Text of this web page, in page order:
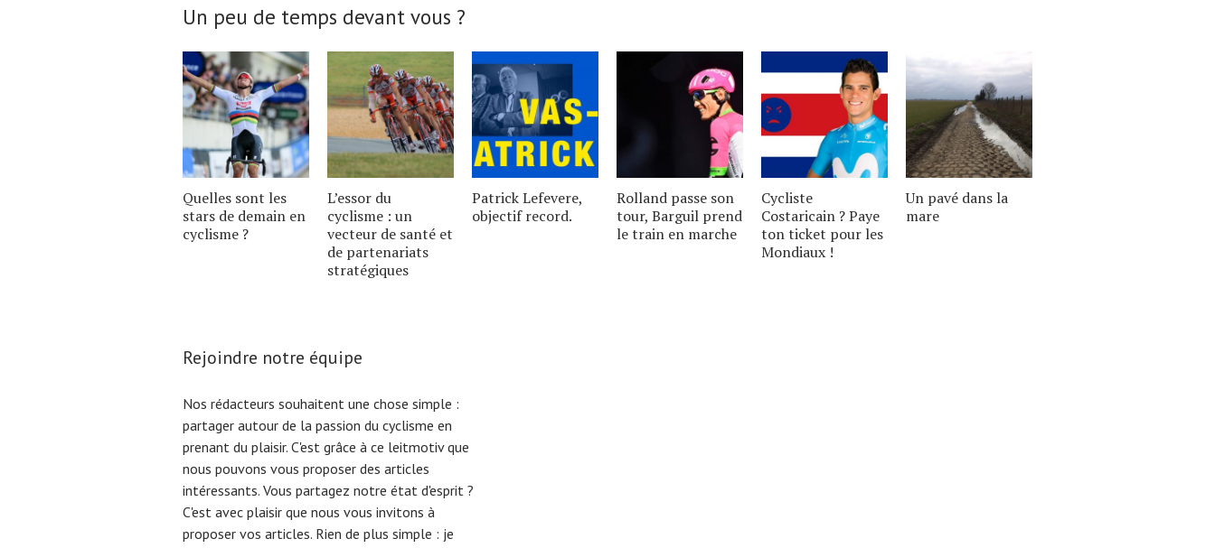
Un peu de temps devant vous ?
Quelles sont les
stars de demain en
cyclisme ?
L’essor du
cyclisme : un
vecteur de santé et
de partenariats
stratégiques
Patrick Lefevere,
objectif record.
Rolland passe son
tour, Barguil prend
le train en marche
Cycliste
Costaricain ? Paye
ton ticket pour les
Mondiaux !
Un pavé dans la
mare
Rejoindre notre équipe
Nos rédacteurs souhaitent une chose simple :
partager autour de la passion du cyclisme en
prenant du plaisir. C'est grâce à ce leitmotiv que
nous pouvons vous proposer des articles
intéressants. Vous partagez notre état d'esprit ?
C'est avec plaisir que nous vous invitons à
proposer vos articles. Rien de plus simple : je